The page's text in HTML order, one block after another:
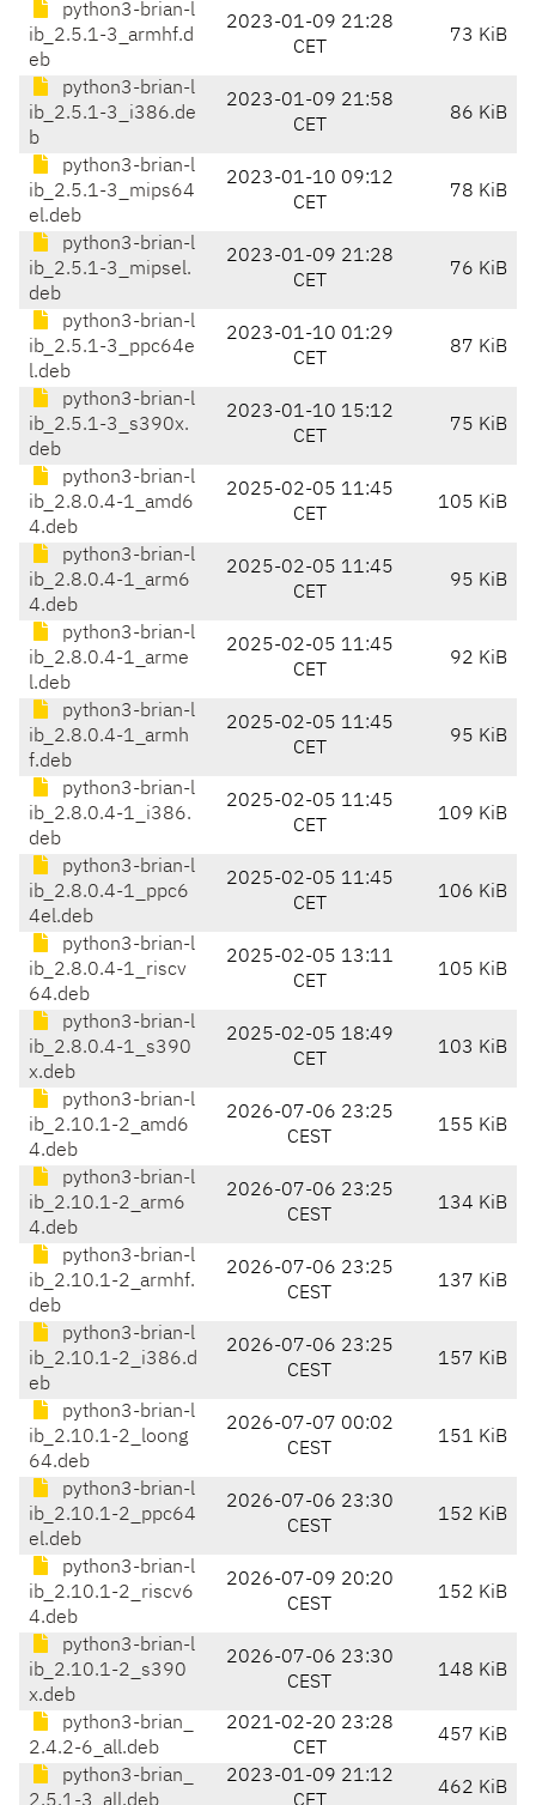
python3-brian-l
ib_2.5.1-3_armhf.d
eb
2023-01-09 21:28
CET
73 KiB
python3-brian-l
ib_2.5.1-3_i386.de
b
2023-01-09 21:58
CET
86 KiB
python3-brian-l
ib_2.5.1-3_mips64
el.deb
2023-01-10 09:12
CET
78 KiB
python3-brian-l
ib_2.5.1-3_mipsel.
deb
2023-01-09 21:28
CET
76 KiB
python3-brian-l
ib_2.5.1-3_ppc64e
l.deb
2023-01-10 01:29
CET
87 KiB
python3-brian-l
ib_2.5.1-3_s390x.
deb
2023-01-10 15:12
CET
75 KiB
python3-brian-l
ib_2.8.0.4-1_amd6
4.deb
2025-02-05 11:45
CET
105 KiB
python3-brian-l
ib_2.8.0.4-1_arm6
4.deb
2025-02-05 11:45
CET
95 KiB
python3-brian-l
ib_2.8.0.4-1_arme
l.deb
2025-02-05 11:45
CET
92 KiB
python3-brian-l
ib_2.8.0.4-1_armh
f.deb
2025-02-05 11:45
CET
95 KiB
python3-brian-l
ib_2.8.0.4-1_i386.
deb
2025-02-05 11:45
CET
109 KiB
python3-brian-l
ib_2.8.0.4-1_ppc6
4el.deb
2025-02-05 11:45
CET
106 KiB
python3-brian-l
ib_2.8.0.4-1_riscv
64.deb
2025-02-05 13:11
CET
105 KiB
python3-brian-l
ib_2.8.0.4-1_s390
x.deb
2025-02-05 18:49
CET
103 KiB
python3-brian-l
ib_2.10.1-2_amd6
4.deb
2026-07-06 23:25
CEST
155 KiB
python3-brian-l
ib_2.10.1-2_arm6
4.deb
2026-07-06 23:25
CEST
134 KiB
python3-brian-l
ib_2.10.1-2_armhf.
deb
2026-07-06 23:25
CEST
137 KiB
python3-brian-l
ib_2.10.1-2_i386.d
eb
2026-07-06 23:25
CEST
157 KiB
python3-brian-l
ib_2.10.1-2_loong
64.deb
2026-07-07 00:02
CEST
151 KiB
python3-brian-l
ib_2.10.1-2_ppc64
el.deb
2026-07-06 23:30
CEST
152 KiB
python3-brian-l
ib_2.10.1-2_riscv6
4.deb
2026-07-09 20:20
CEST
152 KiB
python3-brian-l
ib_2.10.1-2_s390
x.deb
2026-07-06 23:30
CEST
148 KiB
python3-brian_
2.4.2-6_all.deb
2021-02-20 23:28
CET
457 KiB
python3-brian_
2023-01-09 21:12
462 KiB